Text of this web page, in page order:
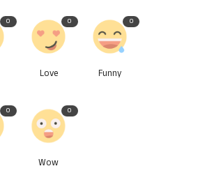
0 0
Love
0
Funny
0 0
Wow